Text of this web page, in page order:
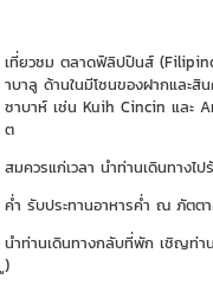
เที่ยวชม ตลาดฟิลิปปินส์
าบาลู ด้านในมีโซนของฝากและสิ
ซาบาห์ เช่น Kuih Cincin และ
ต
สมควรแก่เวลา นำท่านเดินทางไป
ค่ำ รับประทานอาหารค่ำ ณ ภัตต
นำท่านเดินทางกลับที่พัก เชิญท่า
ู)